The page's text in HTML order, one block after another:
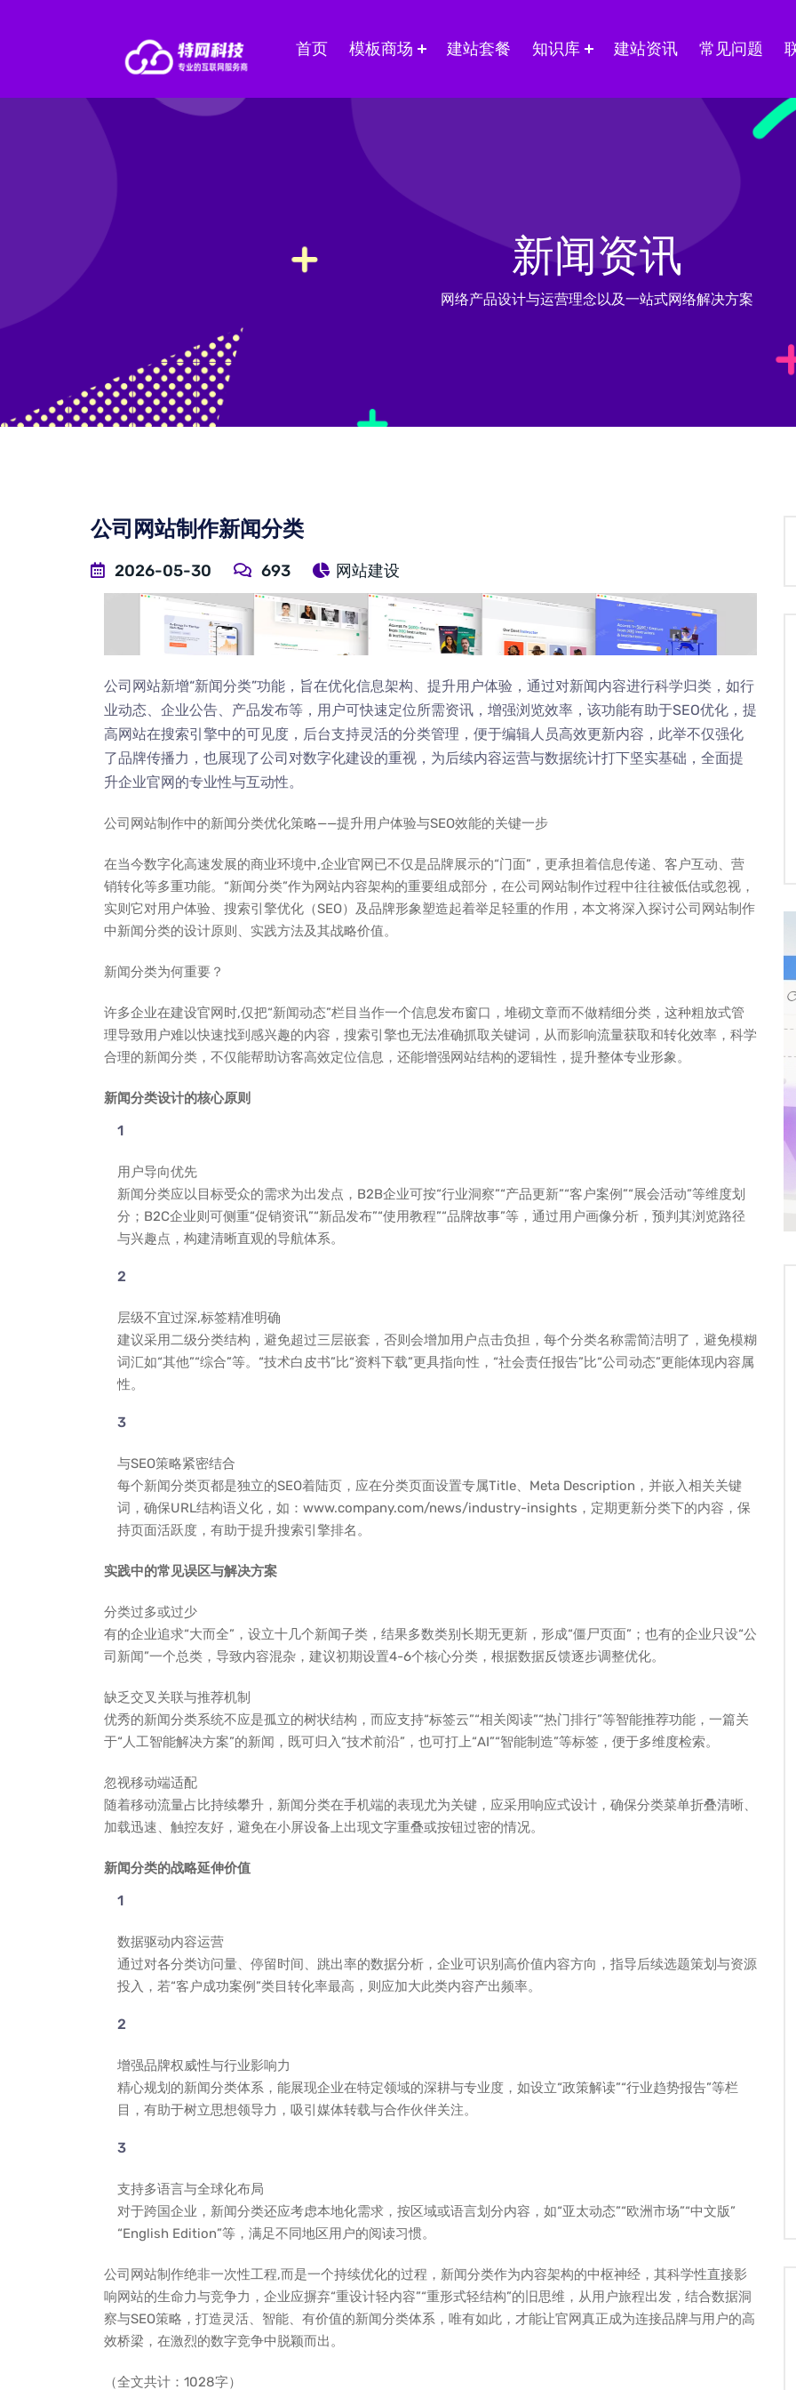
首页 模板商场 建站套餐 知识库 建站资讯 常见问题
新闻资讯
网络产品设计与运营理念以及一站式网络解决方案
公司网站制作新闻分类
2026-05-30 693 网站建设
公司网站新增“新闻分类”功能，旨在优化信息架构、提升用户体验，通过对新闻内容进行科学归类，如行
业动态、企业公告、产品发布等，用户可快速定位所需资讯，增强浏览效率，该功能有助于SEO优化，提
高网站在搜索引擎中的可见度，后台支持灵活的分类管理，便于编辑人员高效更新内容，此举不仅强化
了品牌传播力，也展现了公司对数字化建设的重视，为后续内容运营与数据统计打下坚实基础，全面提
升企业官网的专业性与互动性。
公司网站制作中的新闻分类优化策略——提升用户体验与SEO效能的关键一步
在当今数字化高速发展的商业环境中,企业官网已不仅是品牌展示的“门面”，更承担着信息传递、客户互动、营
销转化等多重功能。“新闻分类”作为网站内容架构的重要组成部分，在公司网站制作过程中往往被低估或忽视，
实则它对用户体验、搜索引擎优化（SEO）及品牌形象塑造起着举足轻重的作用，本文将深入探讨公司网站制作
中新闻分类的设计原则、实践方法及其战略价值。
新闻分类为何重要？
许多企业在建设官网时,仅把“新闻动态”栏目当作一个信息发布窗口，堆砌文章而不做精细分类，这种粗放式管
理导致用户难以快速找到感兴趣的内容，搜索引擎也无法准确抓取关键词，从而影响流量获取和转化效率，科学
合理的新闻分类，不仅能帮助访客高效定位信息，还能增强网站结构的逻辑性，提升整体专业形象。
新闻分类设计的核心原则
用户导向优先
新闻分类应以目标受众的需求为出发点，B2B企业可按“行业洞察”“产品更新”“客户案例”“展会活动”等维度划
分；B2C企业则可侧重“促销资讯”“新品发布”“使用教程”“品牌故事”等，通过用户画像分析，预判其浏览路径
与兴趣点，构建清晰直观的导航体系。
层级不宜过深,标签精准明确
建议采用二级分类结构，避免超过三层嵌套，否则会增加用户点击负担，每个分类名称需简洁明了，避免模糊
词汇如“其他”“综合”等。“技术白皮书”比“资料下载”更具指向性，“社会责任报告”比“公司动态”更能体现内容属
性。
与SEO策略紧密结合
每个新闻分类页都是独立的SEO着陆页，应在分类页面设置专属Title、Meta Description，并嵌入相关关键
词，确保URL结构语义化，如：www.company.com/news/industry-insights，定期更新分类下的内容，保
持页面活跃度，有助于提升搜索引擎排名。
实践中的常见误区与解决方案
分类过多或过少
有的企业追求“大而全”，设立十几个新闻子类，结果多数类别长期无更新，形成“僵尸页面”；也有的企业只设“公
司新闻”一个总类，导致内容混杂，建议初期设置4-6个核心分类，根据数据反馈逐步调整优化。
缺乏交叉关联与推荐机制
优秀的新闻分类系统不应是孤立的树状结构，而应支持“标签云”“相关阅读”“热门排行”等智能推荐功能，一篇关
于“人工智能解决方案”的新闻，既可归入“技术前沿”，也可打上“AI”“智能制造”等标签，便于多维度检索。
忽视移动端适配
随着移动流量占比持续攀升，新闻分类在手机端的表现尤为关键，应采用响应式设计，确保分类菜单折叠清晰、
加载迅速、触控友好，避免在小屏设备上出现文字重叠或按钮过密的情况。
新闻分类的战略延伸价值
数据驱动内容运营
通过对各分类访问量、停留时间、跳出率的数据分析，企业可识别高价值内容方向，指导后续选题策划与资源
投入，若“客户成功案例”类目转化率最高，则应加大此类内容产出频率。
增强品牌权威性与行业影响力
精心规划的新闻分类体系，能展现企业在特定领域的深耕与专业度，如设立“政策解读”“行业趋势报告”等栏
目，有助于树立思想领导力，吸引媒体转载与合作伙伴关注。
支持多语言与全球化布局
对于跨国企业，新闻分类还应考虑本地化需求，按区域或语言划分内容，如“亚太动态”“欧洲市场”“中文版”
“English Edition”等，满足不同地区用户的阅读习惯。
公司网站制作绝非一次性工程,而是一个持续优化的过程，新闻分类作为内容架构的中枢神经，其科学性直接影
响网站的生命力与竞争力，企业应摒弃“重设计轻内容”“重形式轻结构”的旧思维，从用户旅程出发，结合数据洞
察与SEO策略，打造灵活、智能、有价值的新闻分类体系，唯有如此，才能让官网真正成为连接品牌与用户的高
效桥梁，在激烈的数字竞争中脱颖而出。
（全文共计：1028字）